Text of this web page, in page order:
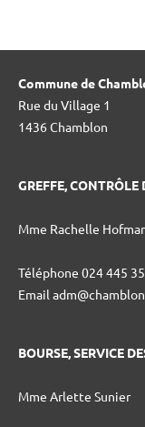
Commune de
Rue du Village 1
1436 Chamblon
GREFFE,
Mme Rachelle
Téléphone 024 445
Email
BOURSE, SERVICE
Mme Arlette Sunier